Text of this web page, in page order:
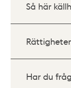
Så här
Rättigheter
Har du